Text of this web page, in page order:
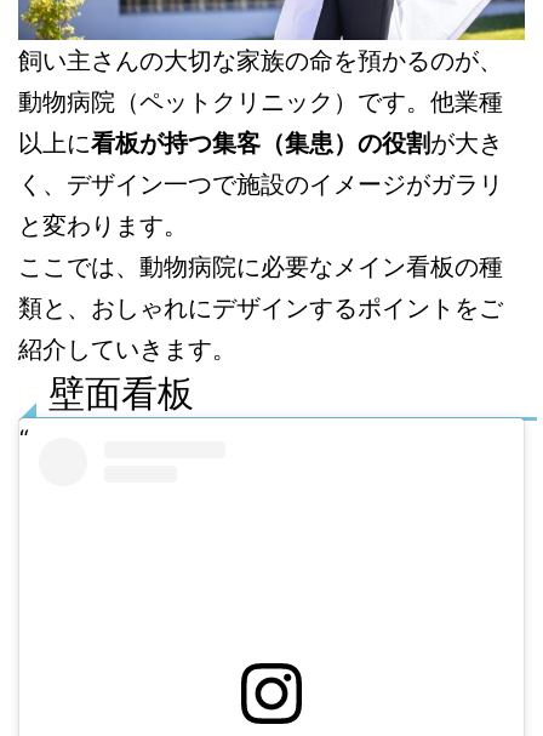
飼い主さんの大切な家族の命を預かるのが、
動物病院（ペットクリニック）です。他業種
以上に看板が持つ集客（集患）の役割が大き
く、デザイン一つで施設のイメージがガラリ
と変わります。
ここでは、動物病院に必要なメイン看板の種
類と、おしゃれにデザインするポイントをご
紹介していきます。
壁面看板